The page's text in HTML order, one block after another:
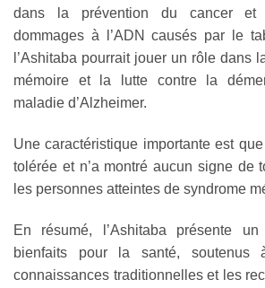
dans la prévention du cancer et
dommages à l’ADN causés par le
l’Ashitaba pourrait jouer un rôle dans
mémoire et la lutte contre la
maladie d’Alzheimer.
Une caractéristique importante est
tolérée et n’a montré aucun signe de
les personnes atteintes de syndrome
En résumé, l’Ashitaba présente
bienfaits pour la santé,
connaissances traditionnelles et les